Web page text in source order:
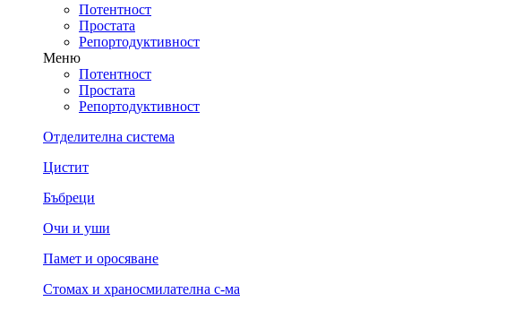
Потентност
Простата
Репортодуктивност
Меню
Потентност
Простата
Репортодуктивност
Отделителна система
Цистит
Бъбреци
Очи и уши
Памет и оросяване
Стомах и храносмилателна с-ма